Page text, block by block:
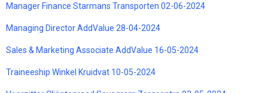
Manager Finance Starmans Transporten 02-06-2024
Managing Director AddValue 28-04-2024
Sales & Marketing Associate AddValue 16-05-2024
Traineeship Winkel Kruidvat 10-05-2024